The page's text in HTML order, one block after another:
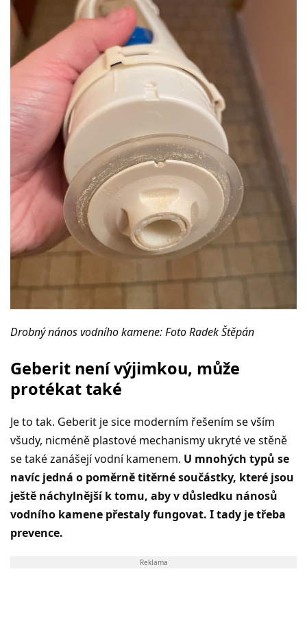
Drobný nános vodního kamene: Foto Radek Štěpán
Geberit není výjimkou, může
protékat také
Je to tak. Geberit je sice moderním řešením se vším
všudy, nicméně plastové mechanismy ukryté ve stěně
se také zanášejí vodní kamenem. U mnohých typů se
navíc jedná o poměrně titěrné součástky, které jsou
ještě náchylnější k tomu, aby v důsledku nánosů
vodního kamene přestaly fungovat. I tady je třeba
prevence.
Reklama